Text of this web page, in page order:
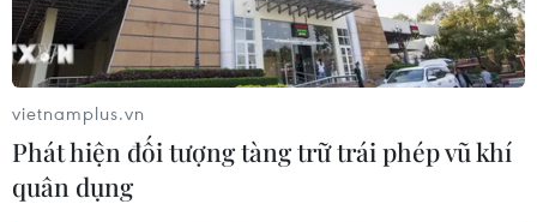
Đà Nẵng tổ chức Lễ hội Sâm Ngọc
Linh 2026: Cam kết 100% sâm thật
17/07/2026 06:09
vietnamplus.vn
Phát hiện đối tượng tàng trữ trái phép vũ khí
quân dụng